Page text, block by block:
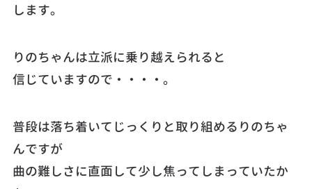
します。
りのちゃんは立派に乗り越えられると
信じていますので・・・・。
普段は落ち着いてじっくりと取り組めるりのちゃ
んですが
曲の難しさに直面して少し焦ってしまっていたか